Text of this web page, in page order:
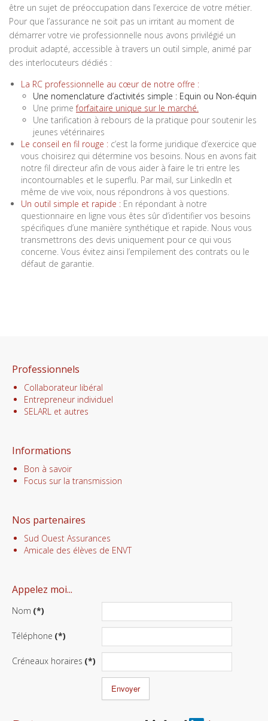
être un sujet de préoccupation dans l’exercice de votre métier.
Pour que l’assurance ne soit pas un irritant au moment de
démarrer votre vie professionnelle nous avons privilégié un
produit adapté, accessible à travers un outil simple, animé par
des interlocuteurs dédiés :
La RC professionnelle au cœur de notre offre :
Une nomenclature d’activités simple : Equin ou Non-équin
Une primeforfaitaire unique sur le marché.
Une tarification à rebours de la pratique pour soutenir les
jeunes vétérinaires
Le conseil en fil rouge : c’est la forme juridique d’exercice que
vous choisirez qui détermine vos besoins. Nous en avons fait
notre fil directeur afin de vous aider à faire le tri entre les
incontournables et le superflu. Par mail, sur LinkedIn et
même de vive voix, nous répondrons à vos questions.
Un outil simple et rapide : En répondant à notre
questionnaire en ligne vous êtes sûr d’identifier vos besoins
spécifiques d’une manière synthétique et rapide. Nous vous
transmettrons des devis uniquement pour ce qui vous
concerne. Vous évitez ainsi l’empilement des contrats ou le
défaut de garantie.
Professionnels
Collaborateur libéral
Entrepreneur individuel
SELARL et autres
Informations
Bon à savoir
Focus sur la transmission
Nos partenaires
Sud Ouest Assurances
Amicale des élèves de ENVT
Appelez moi...
Nom (*)
Téléphone (*)
Créneaux horaires (*)
Envoyer